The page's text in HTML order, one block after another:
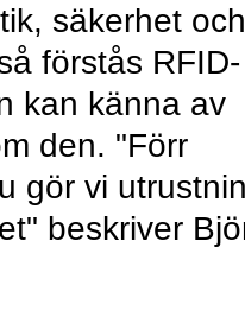
säkerhet och
förstås RFID-
kan känna av
den. "Förr
gör vi
beskriver